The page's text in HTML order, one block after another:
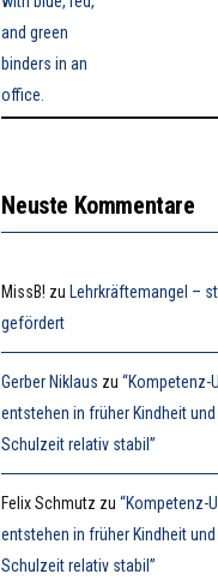
Neuste Kommentare
MissB! zu Lehrkräftemangel –
gefördert
Gerber Niklaus zu“Kompetenz-
entstehen in früher Kindheit
Schulzeit relativ stabil”
Felix Schmutz zu“Kompetenz-
entstehen in früher Kindheit
Schulzeit relativ stabil”